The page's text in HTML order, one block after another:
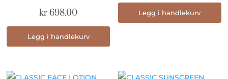
kr 698.00
Legg i handlekurv
Legg i handlekurv